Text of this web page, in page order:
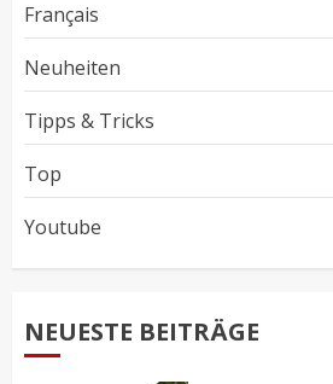
Français
Neuheiten
Tipps & Tricks
Top
Youtube
NEUESTE BEITRÄGE